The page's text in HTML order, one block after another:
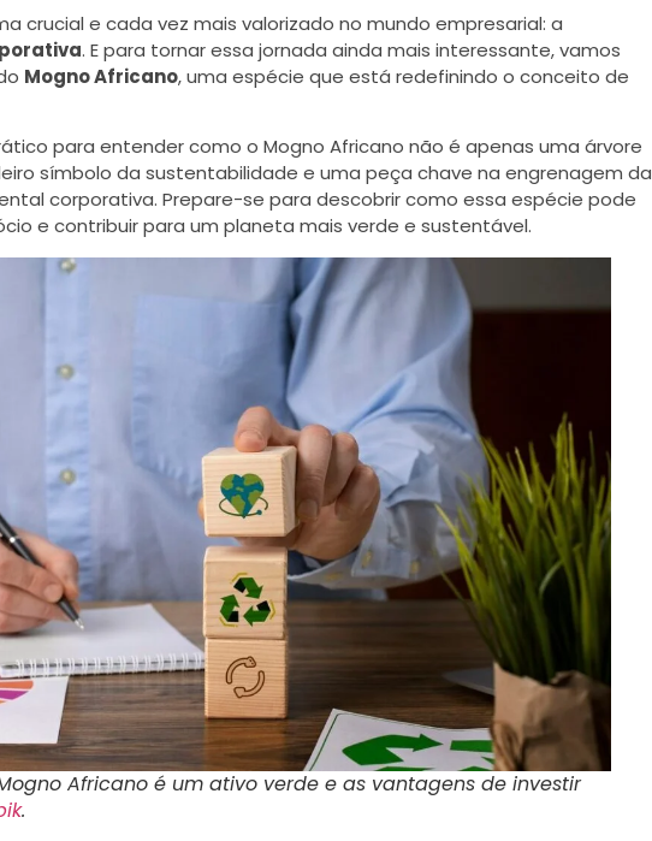
crucial e cada vez mais valorizado no mundo empresarial: a
. E para tornar essa jornada ainda mais interessante, vamos
Mogno Africano, uma espécie que está redefinindo o conceito de
para entender como o Mogno Africano não é apenas uma árvore
símbolo da sustentabilidade e uma peça chave na engrenagem da
corporativa. Prepare-se para descobrir como essa espécie pode
e contribuir para um planeta mais verde e sustentável.
Africano é um ativo verde e as vantagens de investir
.